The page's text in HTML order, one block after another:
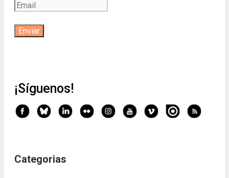
¡Síguenos!
Categorias